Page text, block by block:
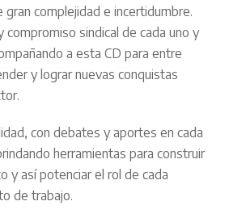
complejidad e incertidumbre.
compromiso sindical de cada uno y
a esta CD para entre
y lograr nuevas conquistas
con debates y aportes en cada
herramientas para construir
y así potenciar el rol de cada
de trabajo.